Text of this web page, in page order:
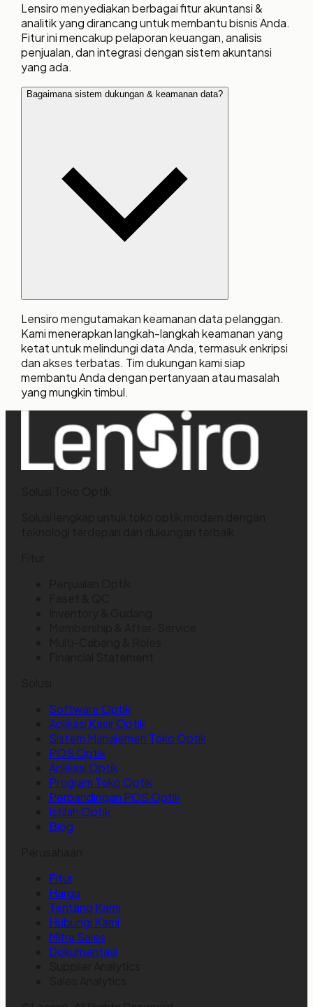
Lensiro menyediakan berbagai fitur akuntansi &
analitik yang dirancang untuk membantu bisnis Anda.
Fitur ini mencakup pelaporan keuangan, analisis
penjualan, dan integrasi dengan sistem akuntansi
yang ada.
Bagaimana sistem dukungan & keamanan data?
Lensiro mengutamakan keamanan data pelanggan.
Kami menerapkan langkah-langkah keamanan yang
ketat untuk melindungi data Anda, termasuk enkripsi
dan akses terbatas. Tim dukungan kami siap
membantu Anda dengan pertanyaan atau masalah
yang mungkin timbul.
Software Optik
Aplikasi Kasir Optik
Sistem Manajemen Toko Optik
POS Optik
Aplikasi Optik
Program Toko Optik
Perbandingan POS Optik
Istilah Optik
Blog
Fitur
Harga
Tentang Kami
Hubungi Kami
Mitra Sales
Dokumentasi